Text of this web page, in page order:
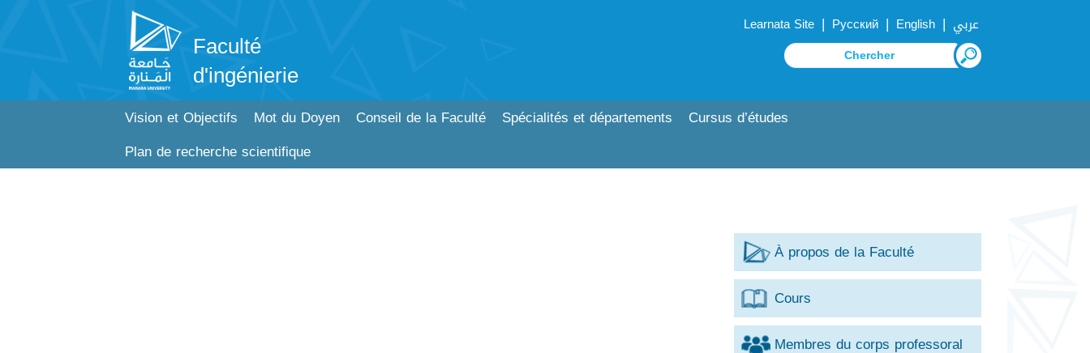
Faculté
d'ingénierie
Learnata Site | Русский | English | عربي
Vision et Objectifs Mot du Doyen Conseil de la Faculté Spécialités et départements
Cursus d’études
Plan de recherche scientifique
À propos de la Faculté
Cours
Membres du corps professoral